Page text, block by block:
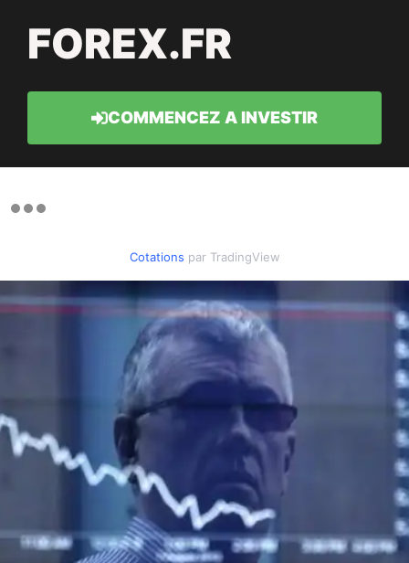
FOREX.FR
COMMENCEZ A INVESTIR
Cotations par TradingView